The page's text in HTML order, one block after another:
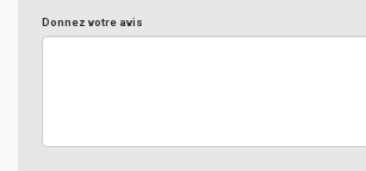
Donnez votre avis